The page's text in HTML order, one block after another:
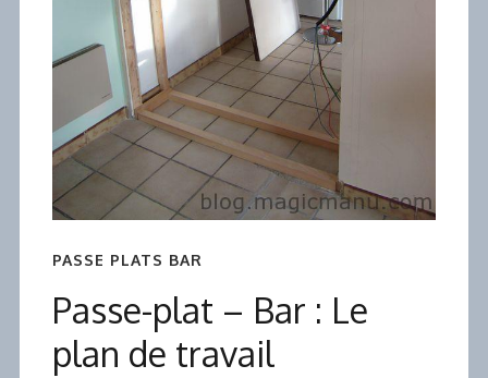
PASSE PLATS BAR
Passe-plat – Bar : Le
plan de travail